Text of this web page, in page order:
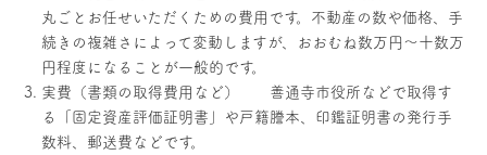
丸ごとお任せいただくための費用です。不動産の数や価格、手
続きの複雑さによって変動しますが、おおむね数万円〜十数万
円程度になることが一般的です。
実費（書類の取得費用など） 善通寺市役所などで取得す
る「固定資産評価証明書」や戸籍謄本、印鑑証明書の発行手
数料、郵送費などです。